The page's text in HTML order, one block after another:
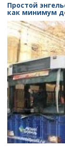
Простой
как минимум